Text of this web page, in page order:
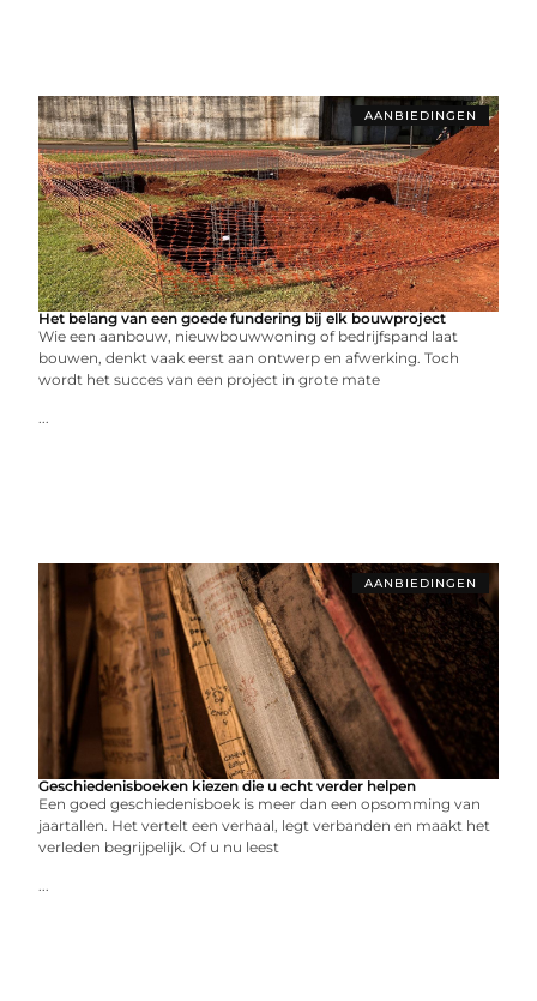
AANBIEDINGEN
Het belang van een goede fundering bij elk bouwproject
Wie een aanbouw, nieuwbouwwoning of bedrijfspand laat
bouwen, denkt vaak eerst aan ontwerp en afwerking. Toch
wordt het succes van een project in grote mate
...
AANBIEDINGEN
Geschiedenisboeken kiezen die u echt verder helpen
Een goed geschiedenisboek is meer dan een opsomming van
jaartallen. Het vertelt een verhaal, legt verbanden en maakt het
verleden begrijpelijk. Of u nu leest
...